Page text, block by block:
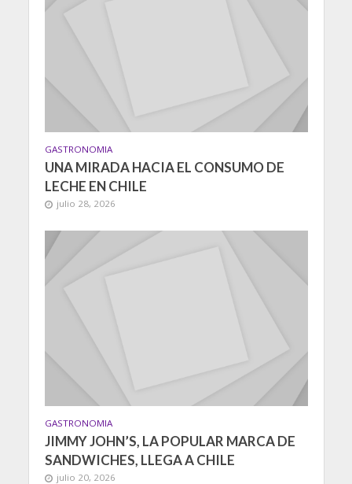
GASTRONOMIA
UNA MIRADA HACIA EL CONSUMO DE
LECHE EN CHILE
julio 28, 2026
GASTRONOMIA
JIMMY JOHN’S, LA POPULAR MARCA DE
SANDWICHES, LLEGA A CHILE
julio 20, 2026